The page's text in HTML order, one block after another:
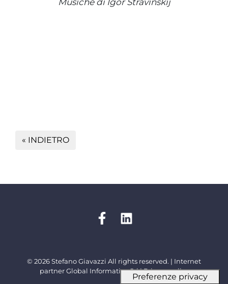
Musiche di Igor Stravinskij
« INDIETRO
© 2026 Stefano Giavazzi All rights reserved. | Internet
partnerGlobal Informatica Srl|Privacy policy